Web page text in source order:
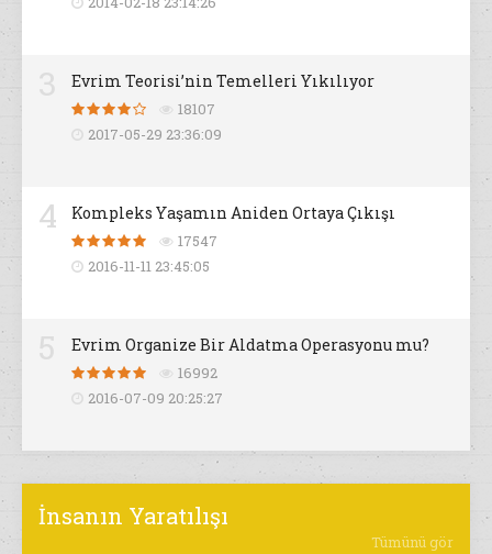
Evrim Teorisi’nin Temelleri Yıkılıyor
18107
2017-05-29 23:36:09
4 Kompleks Yaşamın Aniden Ortaya Çıkışı
17547
2016-11-11 23:45:05
Evrim Organize Bir Aldatma Operasyonu mu?
16992
2016-07-09 20:25:27
İnsanın Yaratılışı
Tümünü gör